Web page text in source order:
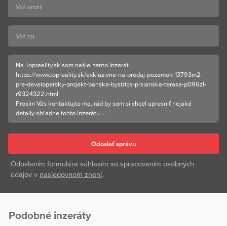
Odoslaním formulára súhlasím so spracovaním osobných
údajov v nasledovnom znení.
Podobné inzeráty